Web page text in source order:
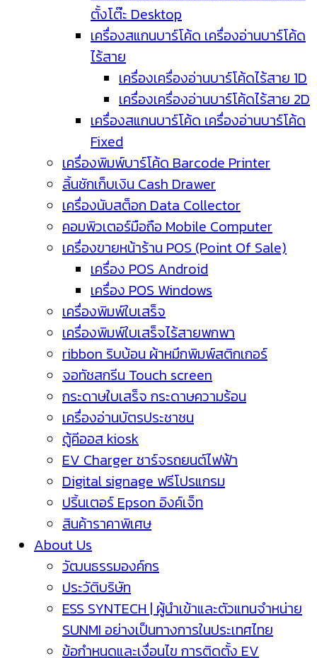
ตั้งโต๊ะ Desktop
เครื่องสแกนบาร์โค้ด เครื่องอ่านบาร์โค้ด
ไร้สาย
เครื่องเครื่องอ่านบาร์โค้ดไร้สาย 1D
เครื่องเครื่องอ่านบาร์โค้ดไร้สาย 2D
เครื่องสแกนบาร์โค้ด เครื่องอ่านบาร์โค้ด
Fixed
เครื่องพิมพ์บาร์โค้ด Barcode Printer
ลิ้นชักเก็บเงิน Cash Drawer
เครื่องนับสต็อก Data Collector
คอมพิวเตอร์มือถือ Mobile Computer
เครื่องขายหน้าร้าน POS (Point Of Sale)
เครื่อง POS Android
เครื่อง POS Windows
เครื่องพิมพ์ใบเสร็จ
เครื่องพิมพ์ใบเสร็จไร้สายพกพา
ribbon ริบบ้อน ผ้าหมึกพิมพ์สติกเกอร์
จอทัชสกรีน Touch screen
กระดาษใบเสร็จ กระดาษความร้อน
เครื่องอ่านบัตรประชาชน
ตู้คีออส kiosk
EV Charger ชาร์จรถยนต์ไฟฟ้า
Digital signage ฟรีโปรแกรม
ปริ้นเตอร์ Epson อิงค์เจ็ท
สินค้าราคาพิเศษ
About Us
วัฒนธรรมองค์กร
ประวัติบริษัท
ESS SYNTECH | ผู้นำเข้าและตัวแทนจำหน่าย
SUNMI อย่างเป็นทางการในประเทศไทย
ข้อกำหนดและเงื่อนไข การติดตั้ง EV